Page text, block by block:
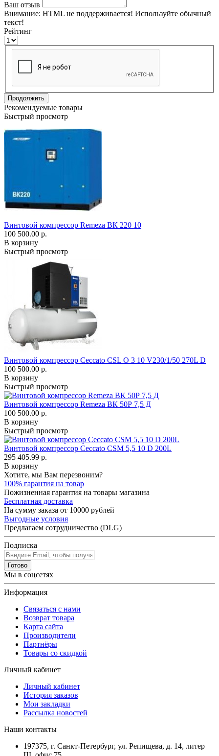
Ваш отзыв
Внимание: HTML не поддерживается! Используйте обычный
текст!
Рейтинг
Продолжить
Рекомендуемые товары
Быстрый просмотр
Винтовой компрессор Remeza ВК 220 10
100 500.00 р.
В корзину
Быстрый просмотр
Винтовой компрессор Ceccato CSL O 3 10 V230/1/50 270L D
100 500.00 р.
В корзину
Быстрый просмотр
Винтовой компрессор Remeza ВК 50Р 7,5 Д
100 500.00 р.
В корзину
Быстрый просмотр
Винтовой компрессор Ceccato CSM 5,5 10 D 200L
295 405.99 р.
В корзину
Хотите, мы Вам перезвоним?
100% гарантия на товар
Пожизненная гарантия на товары магазина
Бесплатная доставка
На сумму заказа от 10000 рублей
Выгодные условия
Предлагаем сотрудничество (DLG)
Подписка
Готово
Мы в соцсетях
Информация
Связаться с нами
Возврат товара
Карта сайта
Производители
Партнёры
Товары со скидкой
Личный кабинет
Личный кабинет
История заказов
Мои закладки
Рассылка новостей
Наши контакты
197375, г. Санкт-Петербург, ул. Репищева, д. 14, литер